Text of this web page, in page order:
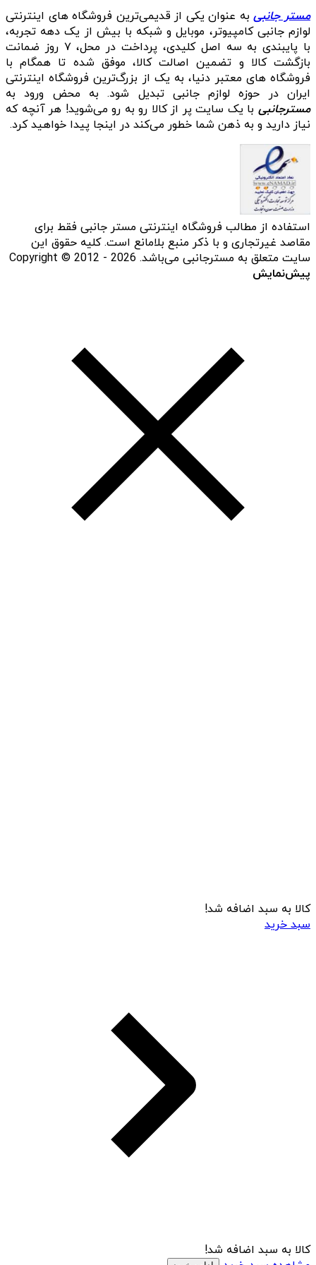
مستر جانبیبه عنوان یکی از قدیمی‌ترین فروشگاه های اینترنتی
لوازم جانبی کامپیوتر، موبایل و شبکه با بیش از یک دهه تجربه،
با پایبندی به سه اصل کلیدی، پرداخت در محل، ۷ روز ضمانت
بازگشت کالا و تضمین اصالت کالا، موفق شده تا همگام با
فروشگاه‌ های معتبر دنیا، به یک از بزرگ‌ترین فروشگاه اینترنتی
ایران در حوزه لوازم جانبی تبدیل شود. به محض ورود به
مسترجانبی با یک سایت پر از کالا رو به رو می‌شوید! هر آنچه که
نیاز دارید و به ذهن شما خطور می‌کند در اینجا پیدا خواهید کرد.
استفاده از مطالب فروشگاه اینترنتی مستر جانبی فقط برای
مقاصد غیرتجاری و با ذکر منبع بلامانع است. کلیه حقوق این
سایت متعلق به مسترجانبی می‌باشد. Copyright © 2012 - 2026
پیش‌نمایش
کالا به سبد اضافه شد!
سبد خرید
کالا به سبد اضافه شد!